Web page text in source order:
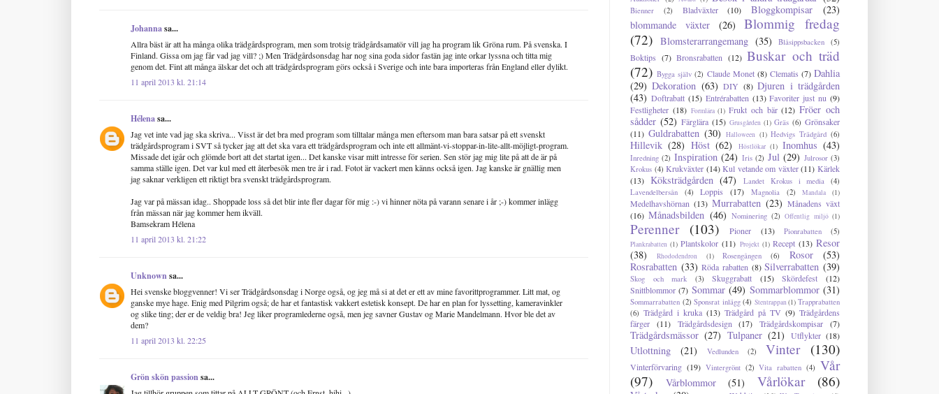
Johannasa...
Allra bäst är att ha många olika trädgårdsprogram, men som trotsig trädgårdsamatör vill jag ha program lik Gröna rum. På svenska. I
Finland. Gissa om jag får vad jag vill? ;) Men Trädgårdsonsdag har nog sina goda sidor fastän jag inte orkar lyssna och titta mig
genom det. Fint att många älskar det och att trädgårdsprogram görs också i Sverige och inte bara importeras från England eller dylikt.
11 april 2013 kl. 21:14
Hélenasa...
Jag vet inte vad jag ska skriva... Visst är det bra med program som tilltalar många men eftersom man bara satsar på ett svenskt
trädgårdsprogram i SVT så tycker jag att det ska vara ett trädgårdsprogram och inte ett allmänt-vi-stoppar-in-lite-allt-möjligt-program.
Missade det igår och glömde bort att det startat igen... Det kanske visar mitt intresse för serien. Sen stör jag mig lite på att de är på
samma ställe igen. Det var kul med ett återbesök men tre år i rad. Fotot är vackert men känns också igen. Jag kanske är gnällig men
jag saknar verkligen ett riktigt bra svenskt trädgårdsprogram.
Jag var på mässan idag.. Shoppade loss så det blir inte fler dagar för mig :-) vi hinner nöta på varann senare i år ;-) kommer inlägg
från mässan när jag kommer hem ikväll.
Bamsekram Hélena
11 april 2013 kl. 21:22
Unknownsa...
Hei svenske bloggvenner! Vi ser Trädgårdsonsdag i Norge også, og jeg må si at det er ett av mine favorittprogrammer. Litt mat, og
ganske mye hage. Enig med Pilgrim også; de har et fantastisk vakkert estetisk konsept. De har en plan for lyssetting, kameravinkler
og slike ting; der er de veldig bra! Jeg liker programlederne også, men jeg savner Gustav og Marie Mandelmann. Hvor ble det av
dem?
11 april 2013 kl. 22:25
Grön skön passionsa...
Bienner (2) Bladväxter (10) Bloggkompisar
(23)
blommande växter
(26)
Blommig fredag
(72) Blomsterarrangemang (35) Blåsippsbacken (5)
Boktips (7) Bronsrabatten (12) Buskar och träd
(72) Bygga själv (2) Claude Monet (8) Clematis (7) Dahlia
(29) Dekoration (63) DIY (8) Djuren i trädgården
(43) Doftrabatt (15) Entrérabatten (13) Favoriter just nu (9)
Festligheter (18) Formlära (1) Frukt och bär (12) Fröer och
sådder (52) Färglära (15) Grusgården (1) Gräs (6) Grönsaker
(11) Guldrabatten (30) Halloween (1) Hedvigs Trädgård (6)
Hillevik (28) Höst (62) Höstlökar (1) Inomhus (43)
Inredning (2) Inspiration (24) Iris (2) Jul (29) Julrosor (3)
Krokus (4) Krukväxter (14) Kul vetande om växter (11) Kärlek
(13) Köksträdgården (47) Landet Krokus i media
(4)
Lavendelbersån
(4) Loppis (17) Magnolia (2) Mandala (1)
Medelhavshörnan (13) Murrabatten (23) Månadens växt
(16) Månadsbilden (46) Nominering (2) Offentlig miljö (1)
Perenner (103) Pioner (13) Pionrabatten (5)
Plankrabatten (1) Plantskolor (11) Projekt (1) Recept (13) Resor
(38)
Rhododendron (1) Rosengången (6) Rosor
(53)
Rosrabatten (33) Röda rabatten (8) Silverrabatten (39)
Skog och mark (3) Skuggrabatt (15) Skördefest
(12)
Snittblommor (7) Sommar (49) Sommarblommor (31)
Sommarrabatten (2) Sponsrat inlägg (4) Stentrappan(1) Trapprabatten
(6) Trädgård i kruka (13) Trädgård på TV (9) Trädgårdens
färger
(11) Trädgårdsdesign (17) Trädgårdskompisar (7)
Trädgårdsmässor (27) Tulpaner (21) Utflykter (18)
Utlottning (21) Vedlunden (2) Vinter (130)
Vinterförvaring (19) Vintergrönt (2) Vita rabatten (4) Vår
(97)
Vårblommor (51) Vårlökar (86)